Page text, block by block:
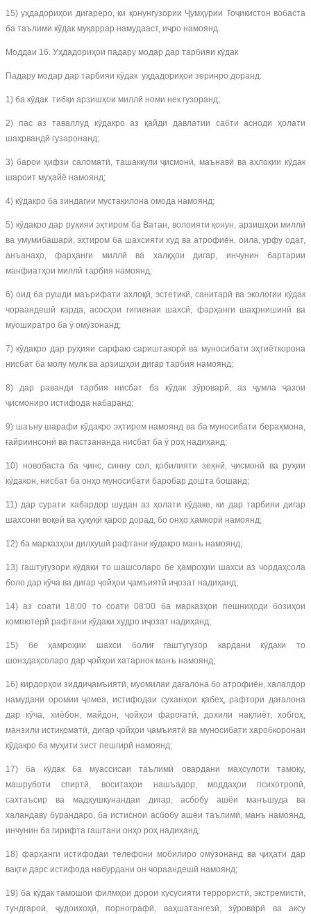
15) уҳдадориҳои дигареро, ки қонунгузории Ҷумҳурии Тоҷикистон вобаста
ба таълими кӯдак муқаррар намудааст, иҷро намоянд.
Моддаи 16. Уҳдадориҳои падару модар дар тарбияи кӯдак
Падару модар дар тарбияи кӯдак уҳдадориҳои зеринро доранд:
1) ба кӯдак тибқи арзишҳои миллӣ номи нек гузоранд;
2) пас аз таваллуд кӯдакро аз қайди давлатии сабти асноди ҳолати
шаҳрвандӣ гузаронанд;
3) барои ҳифзи саломатӣ, ташаккули ҷисмонӣ, маънавӣ ва ахлоқии кӯдак
шароит муҳайё намоянд;
4) кӯдакро ба зиндагии мустақилона омода намоянд;
5) кӯдакро дар руҳияи эҳтиром ба Ватан, волоияти қонун, арзишҳои миллӣ
ва умумибашарӣ, эҳтиром ба шахсияти худ ва атрофиён, оила, урфу одат,
анъанаҳо, фарҳанги миллӣ ва халқҳои дигар, инчунин бартарии
манфиатҳои миллӣ тарбия намоянд;
6) оид ба рушди маърифати ахлоқӣ, эстетикӣ, санитарӣ ва экологии кӯдак
чораандешӣ карда, асосҳои гигиенаи шахсӣ, фарҳанги шаҳрнишинӣ ва
муоширатро ба ӯ омӯзонанд;
7) кӯдакро дар руҳияи сарфаю сариштакорӣ ва муносибати эҳтиёткорона
нисбат ба молу мулк ва арзишҳои дигар тарбия намоянд;
8) дар раванди тарбия нисбат ба кӯдак зӯроварӣ, аз ҷумла ҷазои
ҷисмониро истифода набаранд;
9) шаъну шарафи кӯдакро эҳтиром намоянд ва ба муносибати бераҳмона,
ғайриинсонӣ ва пастзананда нисбат ба ӯ роҳ надиҳанд;
10) новобаста ба ҷинс, синну сол, қобилияти зеҳнӣ, ҷисмонӣ ва руҳии
кӯдакон, нисбат ба онҳо муносибати баробар дошта бошанд;
11) дар сурати хабардор шудан аз ҳолати кӯдаке, ки дар тарбияи дигар
шахсони воқеӣ ва ҳуқуқӣ қарор дорад, бо онҳо ҳамкорӣ намоянд;
12) ба марказҳои дилхушӣ рафтани кӯдакро манъ намоянд;
13) гаштугузори кӯдаки то шашсоларо бе ҳамроҳии шахси аз чордаҳсола
боло дар кӯча ва дигар ҷойҳои ҷамъиятӣ иҷозат надиҳанд;
14) аз соати 18:00 то соати 08:00 ба марказҳои пешниҳоди бозиҳои
компютерӣ рафтани кӯдаки худро иҷозат надиҳанд;
15) бе ҳамроҳии шахси болиғ гаштугузор кардани кӯдаки то
шонздаҳсоларо дар ҷойҳои хатарнок манъ намоянд;
16) кирдорҳои зиддиҷамъиятӣ, муомилаи дағалона бо атрофиён, халалдор
намудани оромии ҷомеа, истифодаи суханҳои қабеҳ, рафтори дағалона
дар кӯча, хиёбон, майдон, ҷойҳои фароғатӣ, дохили нақлиёт, хобгоҳ,
манзили истиқоматӣ, дигар ҷойҳои ҷамъиятӣ ва муносибати харобкоронаи
кӯдакро ба муҳити зист пешгирӣ намоянд;
17) ба кӯдак ба муассисаи таълимӣ овардани маҳсулоти тамоку,
машруботи спиртӣ, воситаҳои нашъадор, моддаҳои психотропӣ,
сахтаъсир ва мадҳушкунандаи дигар, асбобу ашёи манъшуда ва
халандаву бурандаро, ба истиснои асбобу ашёи таълимӣ, манъ намоянд,
инчунин ба гирифта гаштани онҳо роҳ надиҳанд;
18) фарҳанги истифодаи телефони мобилиро омӯзонанд ва ҷиҳати дар
вақти дарс истифода набурдани он чораандешӣ намоянд;
19) ба кӯдак тамошои филмҳои дорои хусусияти террористӣ, экстремистӣ,
тундгароӣ, ҷудоихоҳӣ, порнографӣ, ваҳшатангезӣ, зӯроварӣ ва аксу